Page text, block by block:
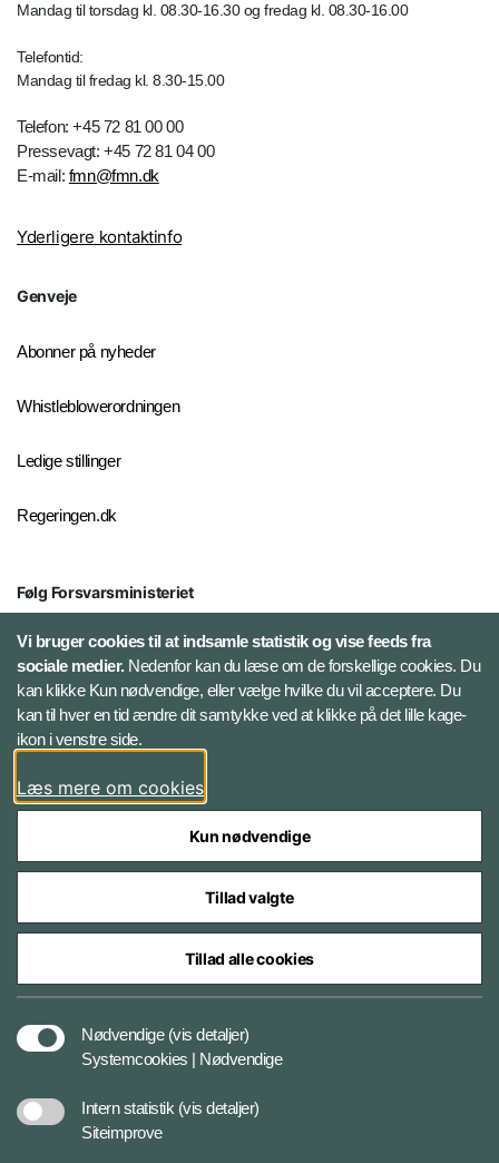
Mandag til torsdag kl. 08.30-16.30 og fredag kl. 08.30-16.00
Telefontid:
Mandag til fredag kl. 8.30-15.00
Telefon: +45 72 81 00 00
Pressevagt: +45 72 81 04 00
E-mail: fmn@fmn.dk
Yderligere kontaktinfo
Genveje
Abonner på nyheder
Whistleblowerordningen
Ledige stillinger
Regeringen.dk
Følg Forsvarsministeriet
X
LinkedIn
Instagram
Styrelser og myndigheder under Forsvarsministeriet
Vi bruger cookies til at indsamle statistik og vise feeds fra
sociale medier.Nedenfor kan du læse om de forskellige cookies. Du
kan klikke Kun nødvendige, eller vælge hvilke du vil acceptere. Du
kan til hver en tid ændre dit samtykke ved at klikke på det lille kage-
ikon i venstre side.
Læs mere om cookies
Kun nødvendige
Tillad valgte
Tillad alle cookies
Nødvendige (vis detaljer)
Systemcookies | Nødvendige
Intern statistik (vis detaljer)
Siteimprove